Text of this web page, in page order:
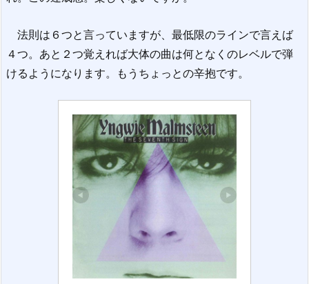
法則は６つと言っていますが、最低限のラインで言えば
４つ。あと２つ覚えれば大体の曲は何となくのレベルで弾
けるようになります。もうちょっとの辛抱です。